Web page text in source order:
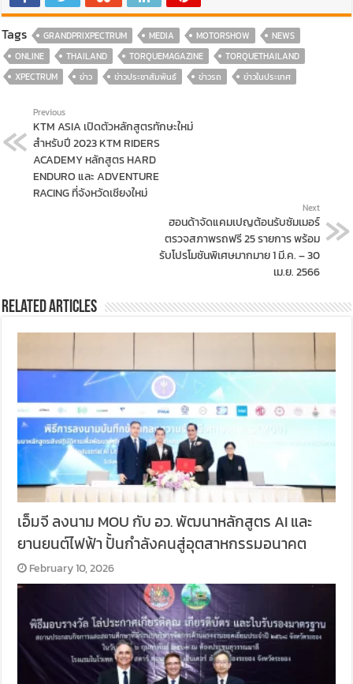
Tags GRANDPRIXPECTRUM MEDIA MOTORSHOW
NEWS
ONLINE
THAILAND TORQUEMAGAZINE
TORQUETHAILAND
XPECTRUM
ข่าว ข่าวประชาสัมพันธ์ ข่าวรถ ข่าวในประเทศ
Previous
KTM ASIA เปิดตัวหลักสูตรทักษะใหม่
สำหรับปี 2023 KTM RIDERS
ACADEMY หลักสูตร HARD
ENDURO และ ADVENTURE
RACING ที่จังหวัดเชียงใหม่
Next
ฮอนด้าจัดแคมเปญต้อนรับซัมเมอร์
ตรวจสภาพรถฟรี 25 รายการ พร้อม
รับโปรโมชันพิเศษมากมาย 1 มี.ค. – 30
เม.ย. 2566
Related Articles
เอ็มจี ลงนาม MOU กับ อว. พัฒนาหลักสูตร AI และ
ยานยนต์ไฟฟ้า ปั้นกำลังคนสู่อุตสาหกรรมอนาคต
February 10, 2026